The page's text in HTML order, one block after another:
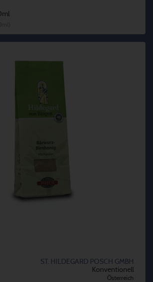
ST. HILDEGARD POSCH GMBH
Konventionell
Österreich